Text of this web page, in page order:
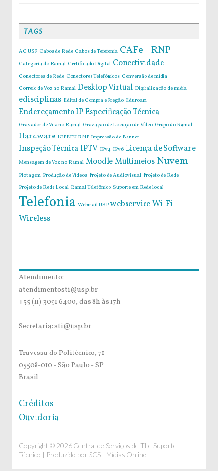
TAGS
AC USP Cabos de Rede Cabos de Tefefonia CAFe - RNP
Categoria do Ramal Certificado Digital Conectividade
Conectores de Rede Conectores Telefônicos Conversão de mídia
Correio de Voz no Ramal Desktop Virtual Digitalização de mídia
edisciplinas Edital de Compra e Pregão Eduroam
Endereçamento IPEspecificação Técnica
Gravador de Voz no Ramal Gravação de Locução de Vídeo Grupo do Ramal
Hardware ICPEDU RNP Impressão de Banner
Inspeção TécnicaIPTV IPv4 IPv6 Licença de Software
Mensagem de Voz no Ramal MoodleMultimeios Nuvem
Plotagem Produção de Vídeos Projeto de Audiovisual Projeto de Rede
Projeto de Rede Local Ramal Telefônico Suporte em Rede local
Telefonia Webmail USP webserviceWi-Fi
Wireless
Atendimento:
atendimentosti@usp.br
+55 (11) 3091 6400, das 8h às 17h
Secretaria: sti@usp.br
Travessa do Politécnico, 71
05508-010 - São Paulo - SP
Brasil
Créditos
Ouvidoria
Copyright © 2026 Central de Serviços de TI e Suporte
Técnico | Produzido por SCS - Mídias Online